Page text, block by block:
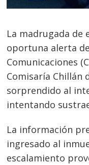
La madrugada de
oportuna alerta
Comunicaciones
Comisaría Chillán
sorprendido al
intentando
La información
ingresado al
escalamiento